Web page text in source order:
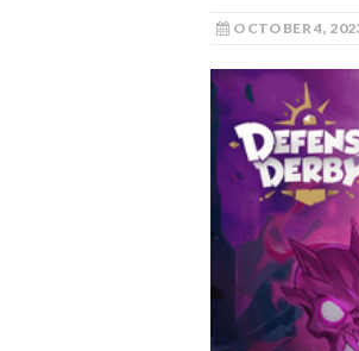
OCTOBER 4,